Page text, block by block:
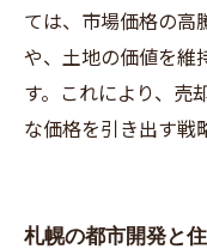
ては、市場価格の高
や、土地の価値を維
す。これにより、売
な価格を引き出す戦
札幌の都市開発と